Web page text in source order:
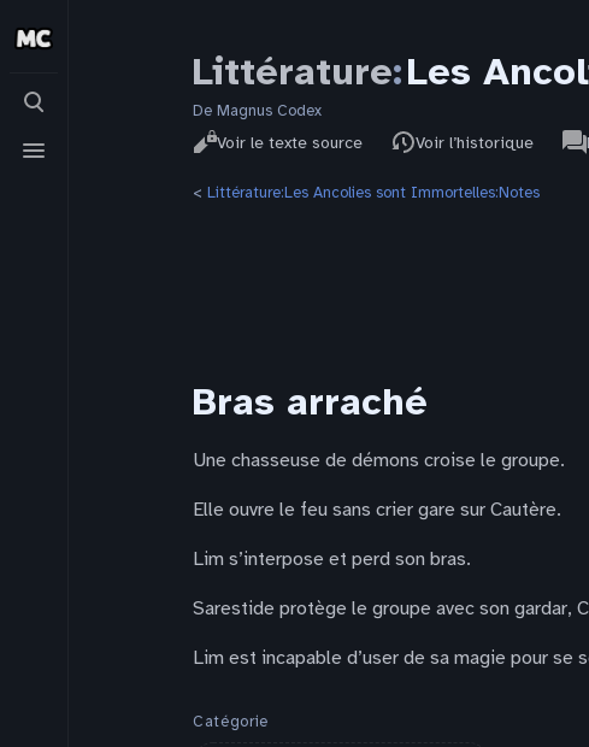
Basculer
recherche
Basculer
le
Littérature:Les
De Magnus Codex
Affichages
LireVoir le texte source Voir l’historique
< Littérature:Les Ancolies sont Immortelles:Notes
Bras arraché
Une chasseuse de démons croise le groupe.
Elle ouvre le feu sans crier gare sur Cautère.
Lim s’interpose et perd son bras.
Sarestide protège le groupe avec son gardar,
Lim est incapable d’user de sa magie pour se
Catégorie